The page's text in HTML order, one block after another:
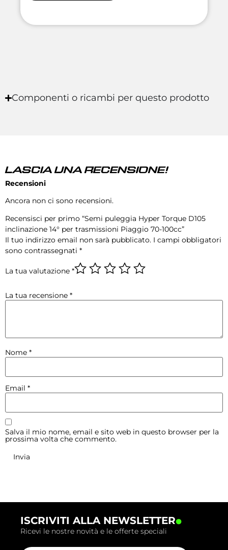
Componenti o ricambi per questo prodotto
LASCIA UNA RECENSIONE!
Recensioni
Ancora non ci sono recensioni.
Recensisci per primo “Semi puleggia Hyper Torque D105
inclinazione 14° per trasmissioni Piaggio 70-100cc”
Il tuo indirizzo email non sarà pubblicato. I campi obbligatori
sono contrassegnati *
La tua valutazione *
La tua recensione *
Nome *
Email *
Salva il mio nome, email e sito web in questo browser per la
prossima volta che commento.
ISCRIVITI ALLA NEWSLETTER.
Ricevi le nostre novità e le offerte speciali